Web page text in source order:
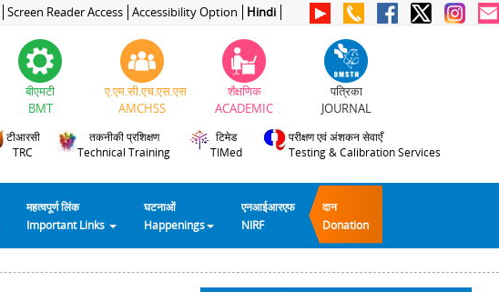
Screen Reader Access Accessibility Option Hindi
बीएमटी
BMT
ए.एम.सी.एच.एस.एस
AMCHSS
शैक्षणिक
ACADEMIC
पत्रिका
JOURNAL
टीआरसी
TRC
तकनीकी प्रशिक्षण
Technical Training
टिमेड
TIMed
परीक्षण एवं अंशकन सेवाएँ
Testing & Calibration Services
महत्वपूर्ण लिंक
Important Links
घटनाओं
Happenings
एनआईआरएफ
NIRF
दान
Donation